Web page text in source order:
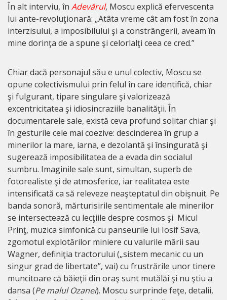
În alt interviu, în Adevărul, Moscu explică efervescenta
lui ante-revoluţionară: „Atâta vreme cât am fost în zona
interzisului, a imposibilului şi a constrângerii, aveam în
mine dorinţa de a spune şi celorlalţi ceea ce cred.”
Chiar dacă personajul său e unul colectiv, Moscu se
opune colectivismului prin felul în care identifică, chiar
şi fulgurant, tipare singulare şi valorizează
excentricitatea şi idiosincraziile banalităţii. În
documentarele sale, există ceva profund solitar chiar şi
în gesturile cele mai coezive: descinderea în grup a
minerilor la mare, iarna, e dezolantă şi însingurată şi
sugerează imposibilitatea de a evada din socialul
sumbru. Imaginile sale sunt, simultan, superb de
fotorealiste şi de atmosferice, iar realitatea este
intensificată ca să releveze neaşteptatul din obişnuit. Pe
banda sonoră, mărturisirile sentimentale ale minerilor
se intersectează cu lecţiile despre cosmos şi Micul
Prinţ, muzica simfonică cu panseurile lui Iosif Sava,
zgomotul explotărilor miniere cu valurile mării sau
Wagner, definiţia tractorului („sistem mecanic cu un
singur grad de libertate”, vai) cu frustrările unor tinere
muncitoare că băieţii din oraş sunt mutălăi şi nu ştiu a
dansa (Pe malul Ozanei). Moscu surprinde feţe, detalii,